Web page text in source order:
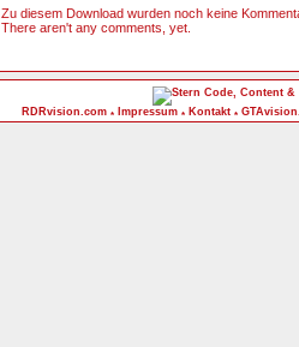
Zu diesem Download wurden noch keine
There aren't any comments, yet.
Code, Content &
RDRvision.com * Impressum * Kontakt *